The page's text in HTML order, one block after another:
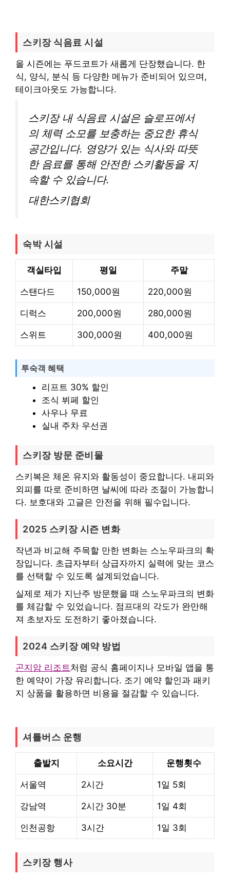
스키장 식음료 시설
올 시즌에는 푸드코트가 새롭게 단장했습니다. 한
식, 양식, 분식 등 다양한 메뉴가 준비되어 있으며,
테이크아웃도 가능합니다.
스키장 내 식음료 시설은 슬로프에서
의 체력 소모를 보충하는 중요한 휴식
공간입니다. 영양가 있는 식사와 따뜻
한 음료를 통해 안전한 스키활동을 지
속할 수 있습니다.
대한스키협회
숙박 시설
객실타입 평일 주말
스탠다드 150,000원 220,000원
디럭스 200,000원 280,000원
스위트 300,000원 400,000원
투숙객 혜택
리프트 30% 할인
조식 뷔페 할인
사우나 무료
실내 주차 우선권
스키장 방문 준비물
스키복은 체온 유지와 활동성이 중요합니다. 내피와
외피를 따로 준비하면 날씨에 따라 조절이 가능합니
다. 보호대와 고글은 안전을 위해 필수입니다.
2025 스키장 시즌 변화
작년과 비교해 주목할 만한 변화는 스노우파크의 확
장입니다. 초급자부터 상급자까지 실력에 맞는 코스
를 선택할 수 있도록 설계되었습니다.
실제로 제가 지난주 방문했을 때 스노우파크의 변화
를 체감할 수 있었습니다. 점프대의 각도가 완만해
져 초보자도 도전하기 좋아졌습니다.
2024 스키장 예약 방법
곤지암 리조트 처럼 공식 홈페이지나 모바일 앱을 통
한 예약이 가장 유리합니다. 조기 예약 할인과 패키
지 상품을 활용하면 비용을 절감할 수 있습니다.
셔틀버스 운행
출발지 소요시간 운행횟수
서울역 2시간 1일 5회
강남역 2시간 30분 1일 4회
인천공항 3시간 1일 3회
스키장 행사